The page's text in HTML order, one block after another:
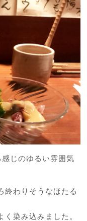
じのゆるい雰囲気
終わりそうなほたる
染み込みました。